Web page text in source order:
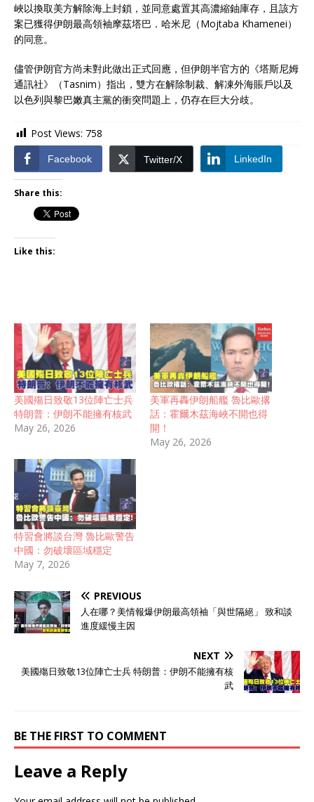
峽以換取美方解除海上封鎖，並同意處置其高濃縮鈾庫存，且該方
案已獲得伊朗最高領袖摩茲塔巴．哈米尼（Mojtaba Khamenei）
的同意。
儘管伊朗官方尚未對此做出正式回應，但伊朗半官方的《塔斯尼姆
通訊社》（Tasnim）指出，雙方在解除制裁、解凍外海賬戶以及
以色列與黎巴嫩真主黨的衝突問題上，仍存在巨大分歧。
Post Views: 758
Facebook Twitter/X LinkedIn
Share this:
Like this:
美國殤日致敬13位陣亡士兵
特朗普：伊朗不能擁有核武
May 26, 2026
美軍再轟伊朗船艦 魯比歐撂
話：霍爾木茲海峽不開也得
開！
May 26, 2026
特習會將談台灣 魯比歐警告
中國：勿破壞區域穩定
May 7, 2026
PREVIOUS
人在哪？美情報爆伊朗最高領袖「與世隔絕」 致和談
進度緩慢主因
NEXT
美國殤日致敬13位陣亡士兵 特朗普：伊朗不能擁有核
武
BE THE FIRST TO COMMENT
Leave a Reply